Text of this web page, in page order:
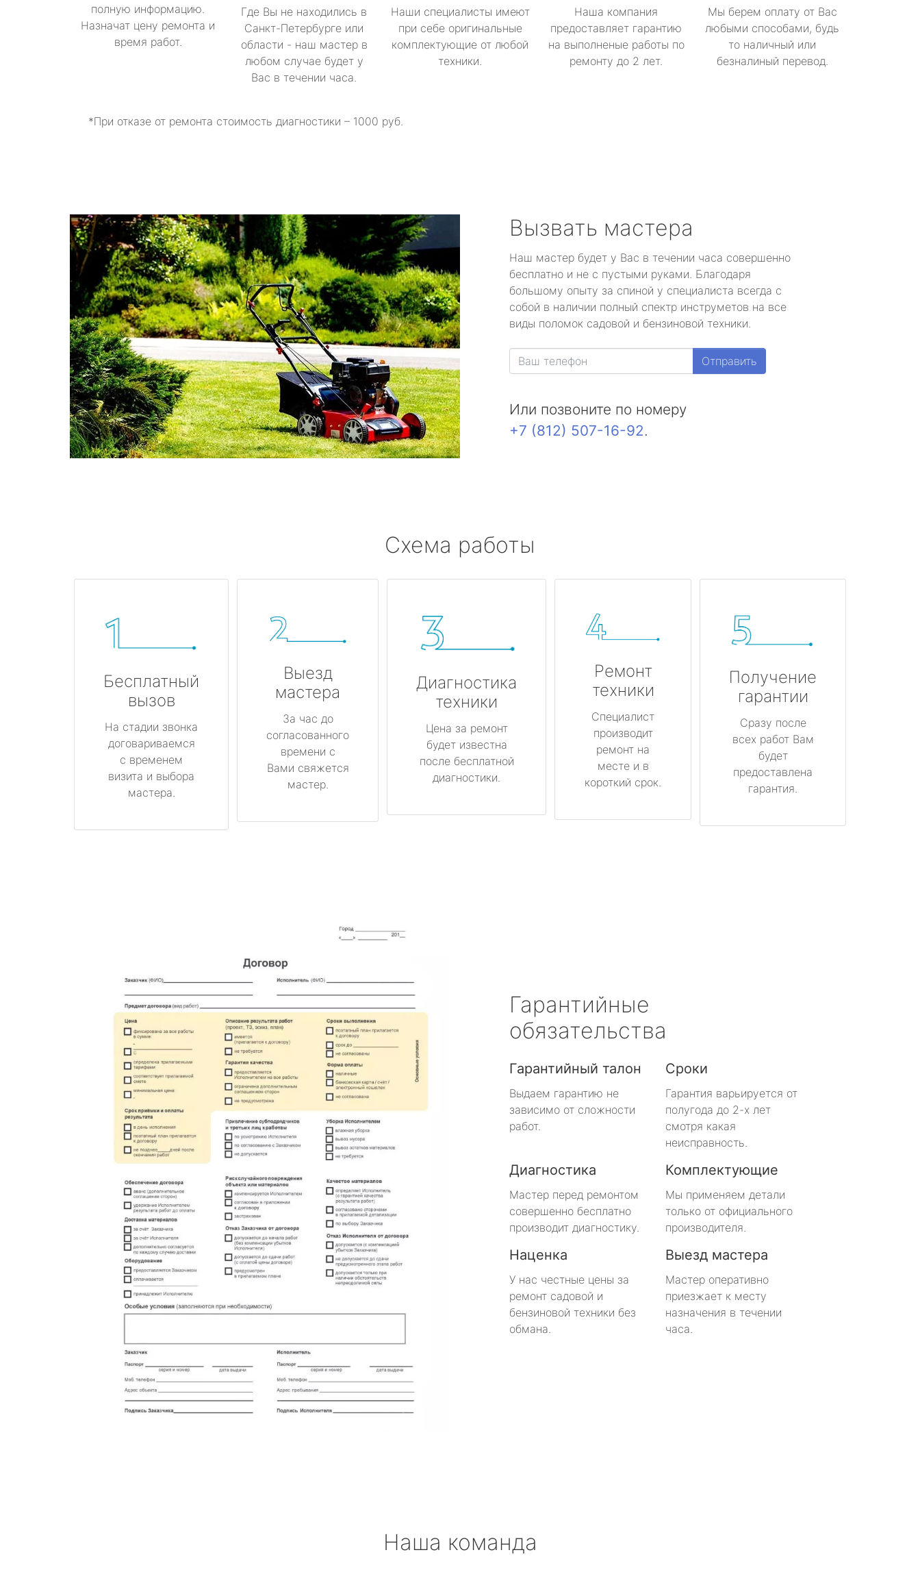
полную информацию.
Назначат цену ремонта и
время работ.
Где Вы не находились в
Санкт-Петербурге или
области - наш мастер в
любом случае будет у
Вас в течении часа.
Наши специалисты имеют
при себе оригинальные
комплектующие от любой
техники.
Наша компания
предоставляет гарантию
на выполненые работы по
ремонту до 2 лет.
Мы берем оплату от Вас
любыми способами, будь
то наличный или
безналиный перевод.
*При отказе от ремонта стоимость диагностики – 1000 руб.
Вызвать мастера
Наш мастер будет у Вас в течении часа совершенно
бесплатно и не с пустыми руками. Благодаря
большому опыту за спиной у специалиста всегда с
собой в наличии полный спектр инструметов на все
виды поломок садовой и бензиновой техники.
Отправить
Или позвоните по номеру
+7 (812) 507-16-92.
Схема работы
Бесплатный
вызов
На стадии звонка
договариваемся
с временем
визита и выбора
мастера.
Выезд
мастера
За час до
согласованного
времени с
Вами свяжется
мастер.
Диагностика
техники
Цена за ремонт
будет известна
после бесплатной
диагностики.
Ремонт
техники
Специалист
производит
ремонт на
месте и в
короткий срок.
Получение
гарантии
Сразу после
всех работ Вам
будет
предоставлена
гарантия.
Гарантийные
обязательства
Гарантийный талон
Выдаем гарантию не
зависимо от сложности
работ.
Сроки
Гарантия варьируется от
полугода до 2-х лет
смотря какая
неисправность.
Диагностика
Мастер перед ремонтом
совершенно бесплатно
производит диагностику.
Комплектующие
Мы применяем детали
только от официального
производителя.
Наценка
У нас честные цены за
ремонт садовой и
бензиновой техники без
обмана.
Выезд мастера
Мастер оперативно
приезжает к месту
назначения в течении
часа.
Наша команда